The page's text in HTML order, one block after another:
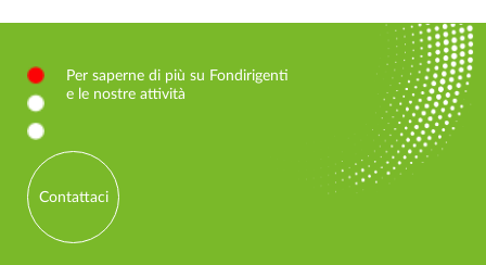
Per saperne di più su Fondirigenti
e le nostre attività
Contattaci